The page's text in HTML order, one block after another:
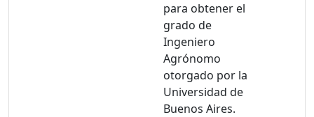
para obtener el
grado de
Ingeniero
Agrónomo
otorgado por la
Universidad de
Buenos Aires.